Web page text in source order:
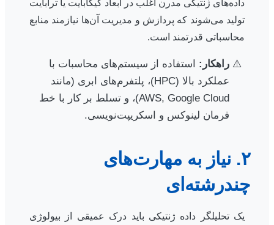
داده‌های ژنتیکی مدرن اغلب در ابعاد گیگابایت یا ترابایت
تولید می‌شوند که پردازش و مدیریت آن‌ها نیازمند منابع
محاسباتی قدرتمند است.
راهکار: استفاده از سیستم‌های محاسبات با
عملکرد بالا (HPC)، پلتفرم‌های ابری (مانند
AWS, Google Cloud)، و تسلط بر کار با خط
فرمان لینوکس و اسکریپت‌نویسی.
۲. نیاز به مهارت‌های
چندرشته‌ای
یک تحلیلگر داده ژنتیکی باید درک عمیقی از بیولوژی